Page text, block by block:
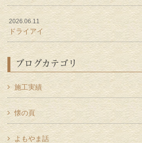
2026.06.11
ドライアイ
ブログカテゴリ
施工実績
懐の頁
よもやま話